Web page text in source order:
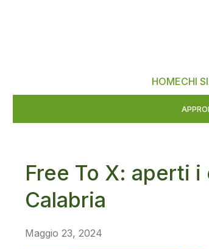
HOMECHI
Free To X: aperti
Calabria
Maggio 23, 2024